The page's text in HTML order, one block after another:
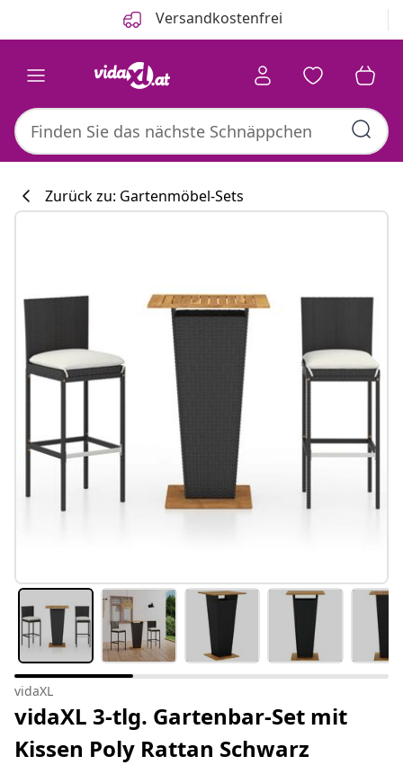
Versandkostenfrei
#sharemevidaxl
Zurück zu: Gartenmöbel-Sets
vidaXL
vidaXL 3-tlg. Gartenbar-Set mit
Kissen Poly Rattan Schwarz